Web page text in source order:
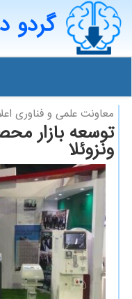
گردو
معاونت علمی و فناوری
توسعه بازار
ونزوئلا